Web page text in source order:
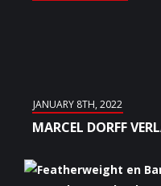
JANUARY 8TH, 2022
MARCEL DORFF